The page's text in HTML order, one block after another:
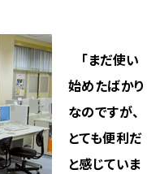
「まだ使い
始めたばかり
なのですが、
とても便利だ
と感じていま